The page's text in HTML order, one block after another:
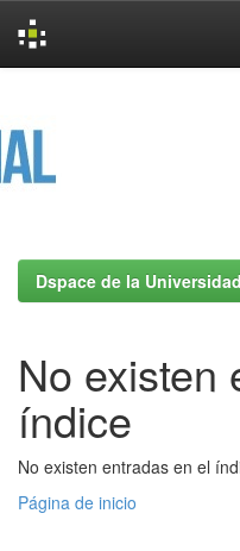
Dspace de la
No existen
índice
No existen entradas en el
Página de inicio